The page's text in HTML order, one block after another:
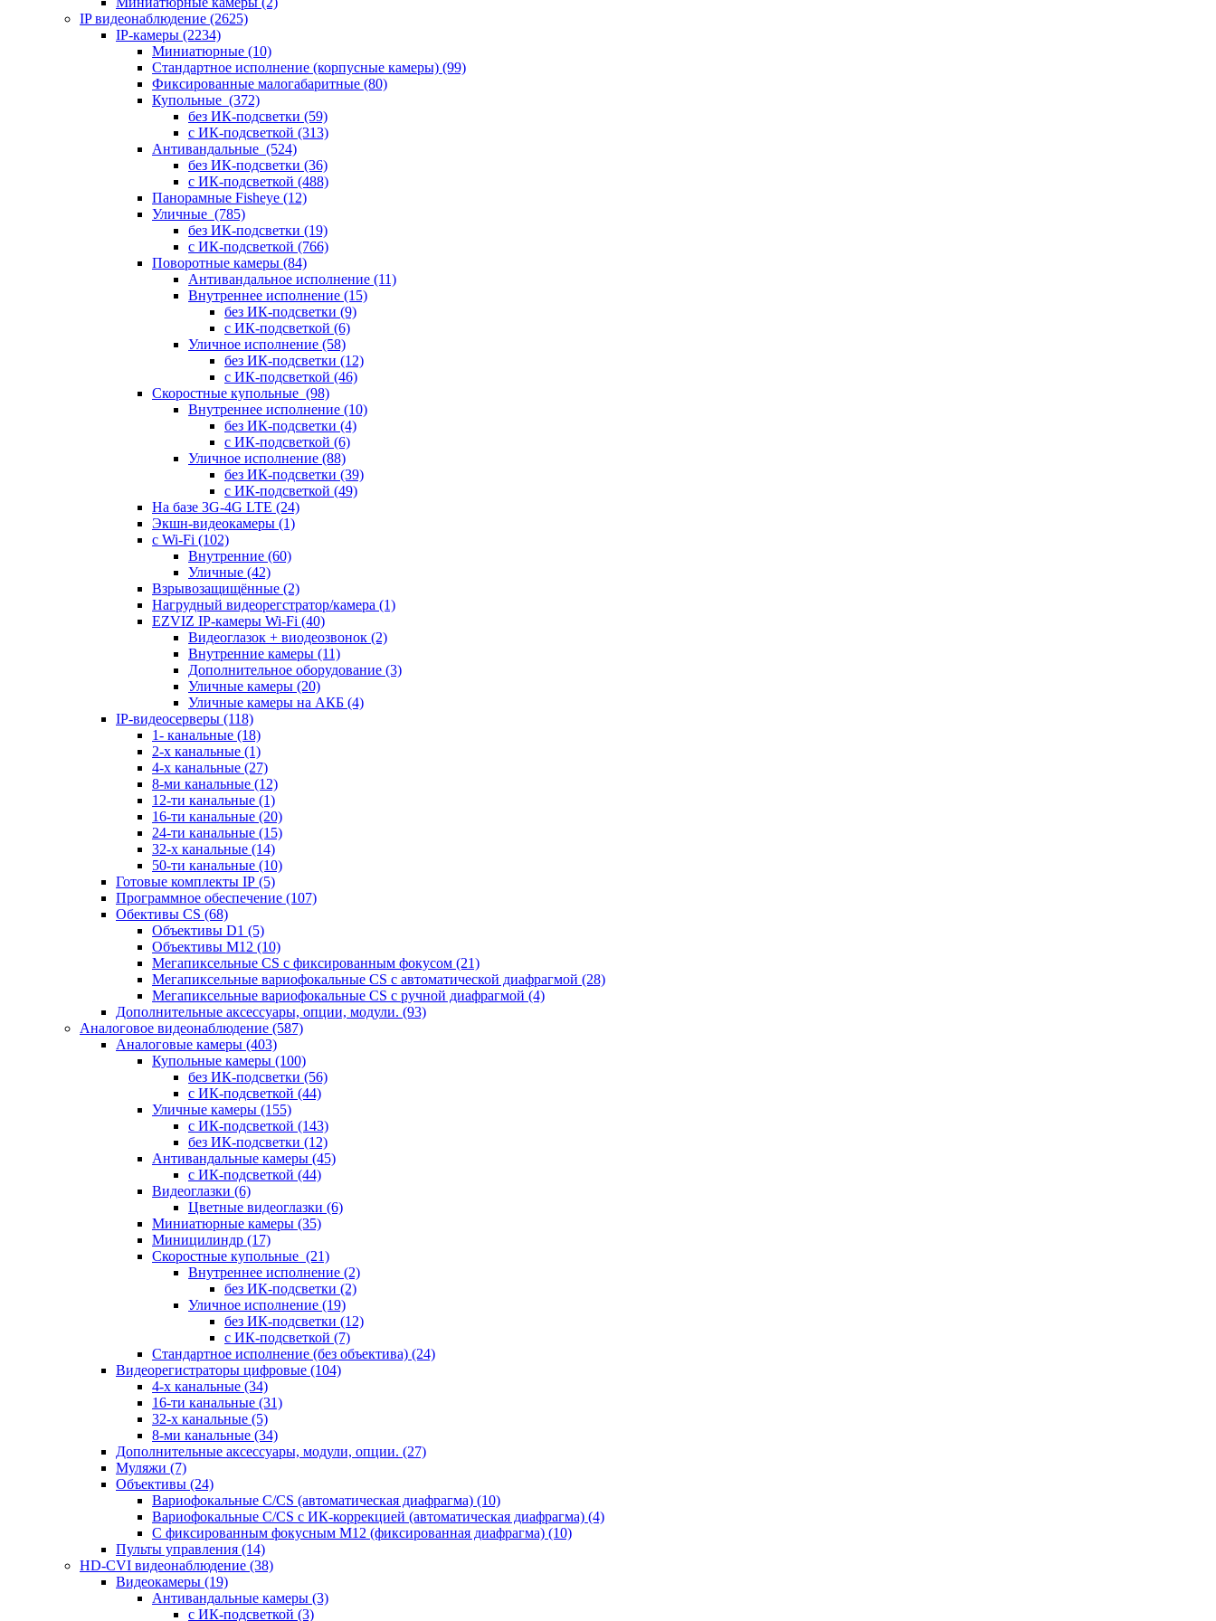
IP видеонаблюдение (2625)
IP-камеры (2234)
Миниатюрные (10)
Стандартное исполнение (корпусные камеры) (99)
Фиксированные малогабаритные (80)
Купольные (372)
без ИК-подсветки (59)
с ИК-подсветкой (313)
Антивандальные (524)
без ИК-подсветки (36)
с ИК-подсветкой (488)
Панорамные Fisheye (12)
Уличные (785)
без ИК-подсветки (19)
с ИК-подсветкой (766)
Поворотные камеры (84)
Антивандальное исполнение (11)
Внутреннее исполнение (15)
без ИК-подсветки (9)
с ИК-подсветкой (6)
Уличное исполнение (58)
без ИК-подсветки (12)
с ИК-подсветкой (46)
Скоростные купольные (98)
Внутреннее исполнение (10)
без ИК-подсветки (4)
с ИК-подсветкой (6)
Уличное исполнение (88)
без ИК-подсветки (39)
с ИК-подсветкой (49)
На базе 3G-4G LTE (24)
Экшн-видеокамеры (1)
с Wi-Fi (102)
Внутренние (60)
Уличные (42)
Взрывозащищённые (2)
Нагрудный видеорегстратор/камера (1)
EZVIZ IP-камеры Wi-Fi (40)
Видеоглазок + виодеозвонок (2)
Внутренние камеры (11)
Дополнительное оборудование (3)
Уличные камеры (20)
Уличные камеры на АКБ (4)
IP-видеосерверы (118)
1- канальные (18)
2-х канальные (1)
4-х канальные (27)
8-ми канальные (12)
12-ти канальные (1)
16-ти канальные (20)
24-ти канальные (15)
32-х канальные (14)
50-ти канальные (10)
Готовые комплекты IP (5)
Программное обеспечение (107)
Обективы CS (68)
Объективы D1 (5)
Объективы M12 (10)
Мегапиксельные CS c фиксированным фокусом (21)
Мегапиксельные вариофокальные CS c автоматической диафрагмой (28)
Мегапиксельные вариофокальные CS c ручной диафрагмой (4)
Дополнительные аксессуары, опции, модули. (93)
Аналоговое видеонаблюдение (587)
Аналоговые камеры (403)
Купольные камеры (100)
без ИК-подсветки (56)
с ИК-подсветкой (44)
Уличные камеры (155)
с ИК-подсветкой (143)
без ИК-подсветки (12)
Антивандальные камеры (45)
с ИК-подсветкой (44)
Видеоглазки (6)
Цветные видеоглазки (6)
Миниатюрные камеры (35)
Миницилиндр (17)
Скоростные купольные (21)
Внутреннее исполнение (2)
без ИК-подсветки (2)
Уличное исполнение (19)
без ИК-подсветки (12)
с ИК-подсветкой (7)
Стандартное исполнение (без объектива) (24)
Видеорегистраторы цифровые (104)
4-х канальные (34)
16-ти канальные (31)
32-х канальные (5)
8-ми канальные (34)
Дополнительные аксессуары, модули, опции. (27)
Муляжи (7)
Объективы (24)
Вариофокальные C/CS (автоматическая диафрагма) (10)
Вариофокальные C/CS с ИК-коррекцией (автоматическая диафрагма) (4)
С фиксированным фокусным М12 (фиксированная диафрагма) (10)
Пульты управления (14)
HD-CVI видеонаблюдение (38)
Видеокамеры (19)
Антивандальные камеры (3)
с ИК-подсветкой (3)